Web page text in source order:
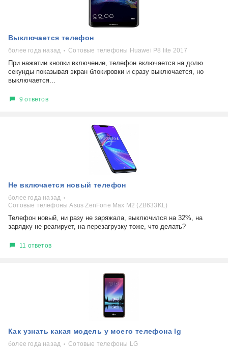
Выключается телефон
более года назад Сотовые телефоны Huawei P8 lite 2017
При нажатии кнопки включение, телефон включается на долю
секунды показывая экран блокировки и сразу выключается, но
выключается...
9 ответов
Не включается новый телефон
более года назад
Сотовые телефоны Asus ZenFone Max M2 (ZB633KL)
Телефон новый, ни разу не заряжала, выключился на 32%, на
зарядку не реагирует, на перезагрузку тоже, что делать?
11 ответов
Как узнать какая модель у моего телефона lg
более года назад Сотовые телефоны LG